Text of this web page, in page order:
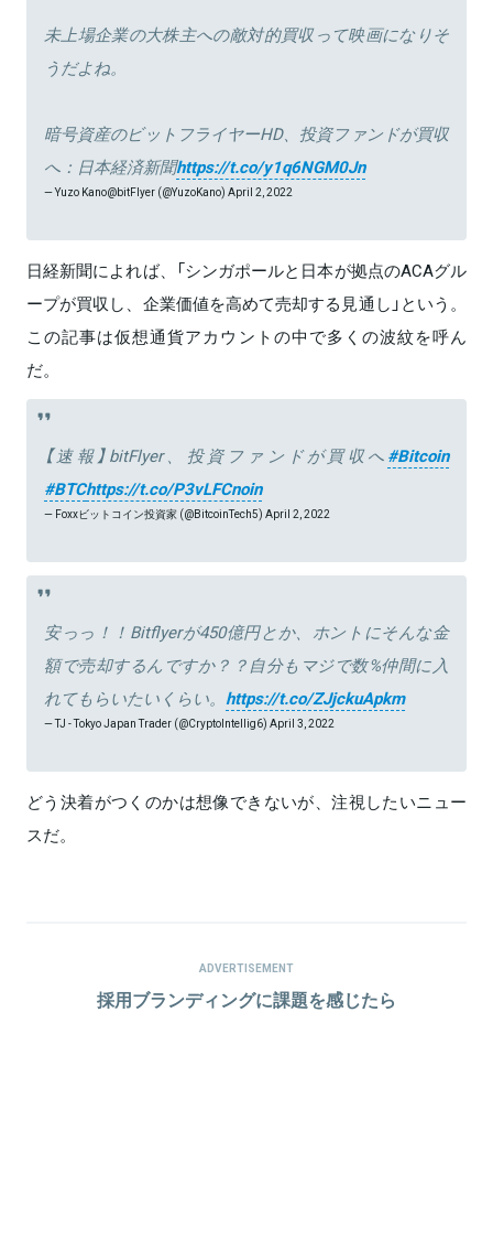
未上場企業の大株主への敵対的買収って映画になりそ
うだよね。
暗号資産のビットフライヤーHD、投資ファンドが買収
へ：日本経済新聞https://t.co/y1q6NGM0Jn
— Yuzo Kano@bitFlyer (@YuzoKano) April 2, 2022
日経新聞によれば、「シンガポールと日本が拠点のACAグル
ープが買収し、企業価値を高めて売却する見通し」という。
この記事は仮想通貨アカウントの中で多くの波紋を呼ん
だ。
【速報】bitFlyer、投資ファンドが買収へ#Bitcoin
#BTChttps://t.co/P3vLFCnoin
— Foxxビットコイン投資家 (@BitcoinTech5) April 2, 2022
安っっ！！Bitflyerが450億円とか、ホントにそんな金
額で売却するんですか？？自分もマジで数%仲間に入
れてもらいたいくらい。 https://t.co/ZJjckuApkm
— TJ - Tokyo Japan Trader (@CryptoIntellig6) April 3, 2022
どう決着がつくのかは想像できないが、注視したいニュー
スだ。
ADVERTISEMENT
採用ブランディングに課題を感じたら